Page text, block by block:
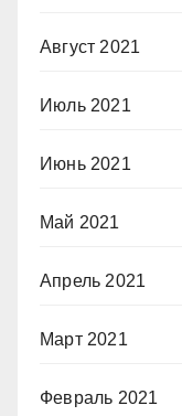
Август 2021
Июль 2021
Июнь 2021
Май 2021
Апрель 2021
Март 2021
Февраль 2021